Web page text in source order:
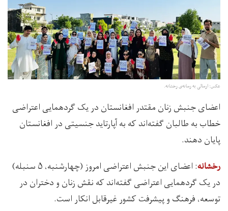
عکس: ارسالی به رسانه‌ی رخشانه.
اعضای جنبش زنان مقتدر افغانستان در یک گردهمایی اعتراضی
خطاب به طالبان گفته‌اند که به آپارتاید جنسیتی در افغانستان
پایان دهند.
رخشانه
: اعضای این جنبش اعتراضی امروز (چهارشنبه، ۵ سنبله)
در یک گردهمایی اعتراضی گفته‌اند که نقش زنان و دختران در
توسعه، فرهنگ و پیشرفت کشور غیرقابل انکار است.